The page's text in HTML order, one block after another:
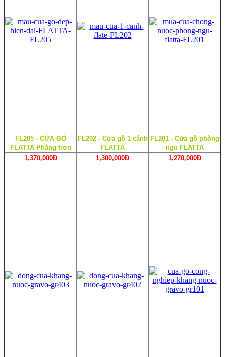
FL205 - CỬA GỖ
FLATTA Phẳng trơn
FL202 - Cửa gỗ 1 cánh
FLATTA
FL201 - Cửa gỗ phòng
ngủ FLATTA
1,370,000Đ
1,300,000Đ 1,270,000Đ